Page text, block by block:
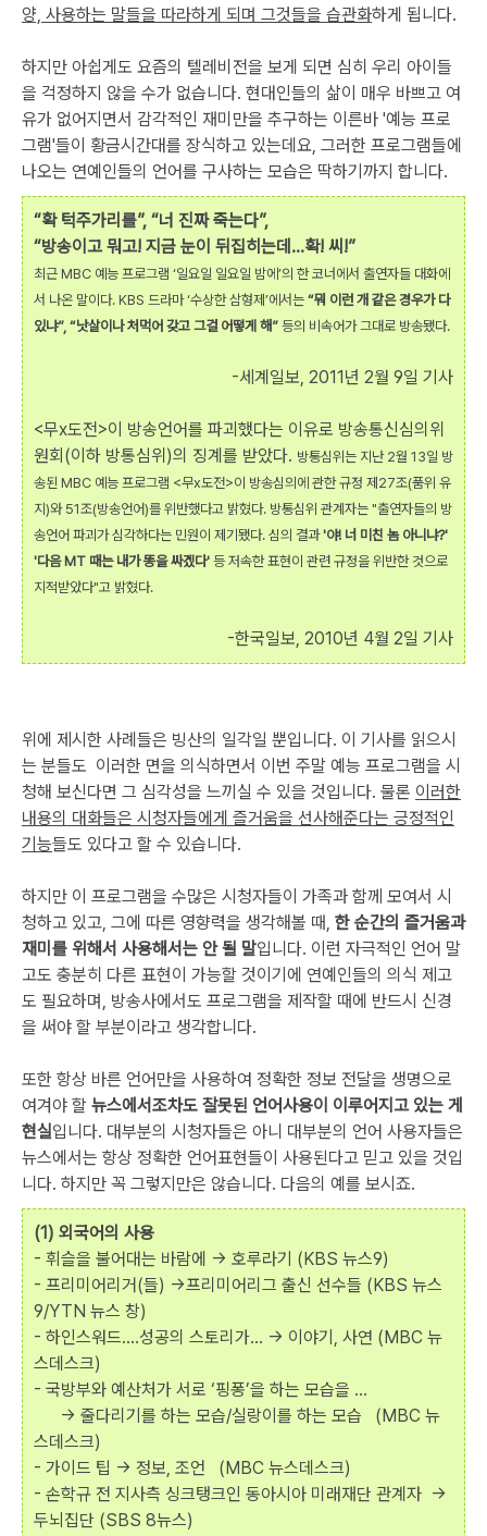
양, 사용하는 말들을 따라하게 되며 그것들을 습관화하게 됩니다.
하지만 아쉽게도 요즘의 텔레비전을 보게 되면 심히 우리 아이들
을 걱정하지 않을 수가 없습니다. 현대인들의 삶이 매우 바쁘고 여
유가 없어지면서 감각적인 재미만을 추구하는 이른바 '예능 프로
그램'들이 황금시간대를 장식하고 있는데요, 그러한 프로그램들에
나오는 연예인들의 언어를 구사하는 모습은 딱하기까지 합니다.
“확 턱주가리를”, “너 진짜 죽는다”,
“방송이고 뭐고! 지금 눈이 뒤집히는데…확! 씨!”
최근 MBC 예능 프로그램 ‘일요일 일요일 밤에’의 한 코너에서 출연자들 대화에
서 나온 말이다. KBS 드라마 ‘수상한 삼형제’에서는 “뭐 이런 개 같은 경우가 다
있냐”, “낫살이나 처먹어 갖고 그걸 어떻게 해” 등의 비속어가 그대로 방송됐다.
-세계일보, 2011년 2월 9일 기사
<무x도전>이 방송언어를 파괴했다는 이유로 방송통신심의위
원회(이하 방통심위)의 징계를 받았다. 방통심위는 지난 2월 13일 방
송된 MBC 예능 프로그램 <무x도전>이 방송심의에 관한 규정 제27조(품위 유
지)와 51조(방송언어)를 위반했다고 밝혔다. 방통심위 관계자는 "출연자들의 방
송언어 파괴가 심각하다는 민원이 제기됐다. 심의 결과'야! 너 미친 놈 아니냐?'
'다음 MT 때는 내가 똥을 싸겠다' 등 저속한 표현이 관련 규정을 위반한 것으로
지적받았다"고 밝혔다.
-한국일보, 2010년 4월 2일 기사
위에 제시한 사례들은 빙산의 일각일 뿐입니다. 이 기사를 읽으시
는 분들도 이러한 면을 의식하면서 이번 주말 예능 프로그램을 시
청해 보신다면 그 심각성을 느끼실 수 있을 것입니다. 물론 이러한
내용의 대화들은 시청자들에게 즐거움을 선사해준다는 긍정적인
기능들도 있다고 할 수 있습니다.
하지만 이 프로그램을 수많은 시청자들이 가족과 함께 모여서 시
청하고 있고, 그에 따른 영향력을 생각해볼 때, 한 순간의 즐거움과
재미를 위해서 사용해서는 안 될 말입니다. 이런 자극적인 언어 말
고도 충분히 다른 표현이 가능할 것이기에 연예인들의 의식 제고
도 필요하며, 방송사에서도 프로그램을 제작할 때에 반드시 신경
을 써야 할 부분이라고 생각합니다.
또한 항상 바른 언어만을 사용하여 정확한 정보 전달을 생명으로
여겨야 할 뉴스에서조차도 잘못된 언어사용이 이루어지고 있는 게
현실입니다. 대부분의 시청자들은 아니 대부분의 언어 사용자들은
뉴스에서는 항상 정확한 언어표현들이 사용된다고 믿고 있을 것입
니다. 하지만 꼭 그렇지만은 않습니다. 다음의 예를 보시죠.
(1) 외국어의 사용
- 휘슬을 불어대는 바람에 -> 호루라기 (KBS 뉴스9)
- 프리미어리거(들) →프리미어리그 출신 선수들 (KBS 뉴스
9/YTN 뉴스 창)
- 하인스워드….성공의 스토리가… -> 이야기, 사연 (MBC 뉴
스데스크)
- 국방부와 예산처가 서로 ‘핑퐁’을 하는 모습을 …
-> 줄다리기를 하는 모습/실랑이를 하는 모습 (MBC 뉴
스데스크)
- 가이드 팁 -> 정보, 조언 (MBC 뉴스데스크)
- 손학규 전 지사측 싱크탱크인 동아시아 미래재단 관계자 →
두뇌집단 (SBS 8뉴스)